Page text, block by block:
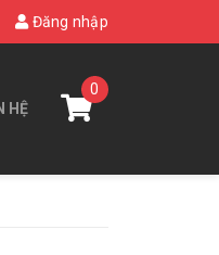
Đăng nhập
HỆ
0